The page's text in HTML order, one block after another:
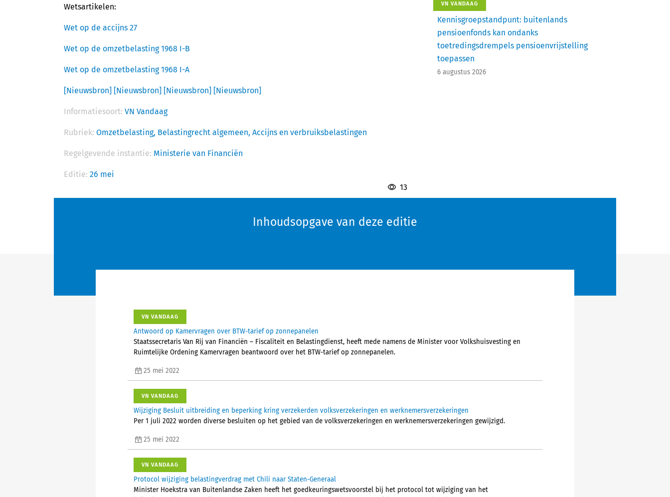
Wetsartikelen:
Wet op de accijns 27
Wet op de omzetbelasting 1968 I-B
Wet op de omzetbelasting 1968 I-A
[Nieuwsbron] [Nieuwsbron] [Nieuwsbron] [Nieuwsbron]
Informatiesoort: VN Vandaag
Rubriek: Omzetbelasting, Belastingrecht algemeen, Accijns en verbruiksbelastingen
Regelgevende instantie: Ministerie van Financiën
Editie: 26 mei
13
VN VANDAAG
Kennisgroepstandpunt: buitenlands
pensioenfonds kan ondanks
toetredingsdrempels pensioenvrijstelling
toepassen
6 augustus 2026
Inhoudsopgave van deze editie
VN VANDAAG
Antwoord op Kamervragen over BTW-tarief op zonnepanelen
Staatssecretaris Van Rij van Financiën – Fiscaliteit en Belastingdienst, heeft mede namens de Minister voor Volkshuisvesting en
Ruimtelijke Ordening Kamervragen beantwoord over het BTW-tarief op zonnepanelen.
25 mei 2022
VN VANDAAG
Wijziging Besluit uitbreiding en beperking kring verzekerden volksverzekeringen en werknemersverzekeringen
Per 1 juli 2022 worden diverse besluiten op het gebied van de volksverzekeringen en werknemersverzekeringen gewijzigd.
25 mei 2022
VN VANDAAG
Protocol wijziging belastingverdrag met Chili naar Staten-Generaal
Minister Hoekstra van Buitenlandse Zaken heeft het goedkeuringswetsvoorstel bij het protocol tot wijziging van het